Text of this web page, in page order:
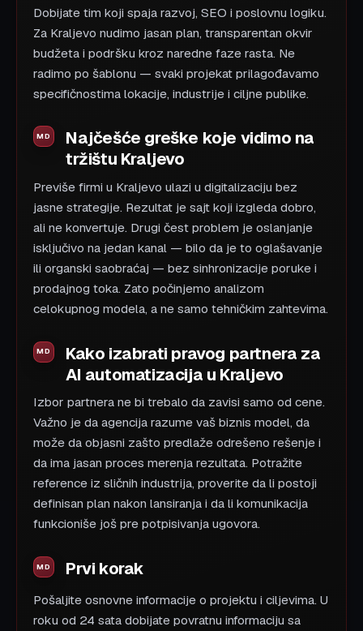
Dobijate tim koji spaja razvoj, SEO i poslovnu logiku.
Za Kraljevo nudimo jasan plan, transparentan okvir
budžeta i podršku kroz naredne faze rasta. Ne
radimo po šablonu — svaki projekat prilagođavamo
specifičnostima lokacije, industrije i ciljne publike.
Najčešće greške koje vidimo na
tržištu Kraljevo
Previše firmi u Kraljevo ulazi u digitalizaciju bez
jasne strategije. Rezultat je sajt koji izgleda dobro,
ali ne konvertuje. Drugi čest problem je oslanjanje
isključivo na jedan kanal — bilo da je to oglašavanje
ili organski saobraćaj — bez sinhronizacije poruke i
prodajnog toka. Zato počinjemo analizom
celokupnog modela, a ne samo tehničkim zahtevima.
Kako izabrati pravog partnera za
AI automatizacija u Kraljevo
Izbor partnera ne bi trebalo da zavisi samo od cene.
Važno je da agencija razume vaš biznis model, da
može da objasni zašto predlaže odrešeno rešenje i
da ima jasan proces merenja rezultata. Potražite
reference iz sličnih industrija, proverite da li postoji
definisan plan nakon lansiranja i da li komunikacija
funkcioniše još pre potpisivanja ugovora.
Prvi korak
Pošaljite osnovne informacije o projektu i ciljevima. U
roku od 24 sata dobijate povratnu informaciju sa